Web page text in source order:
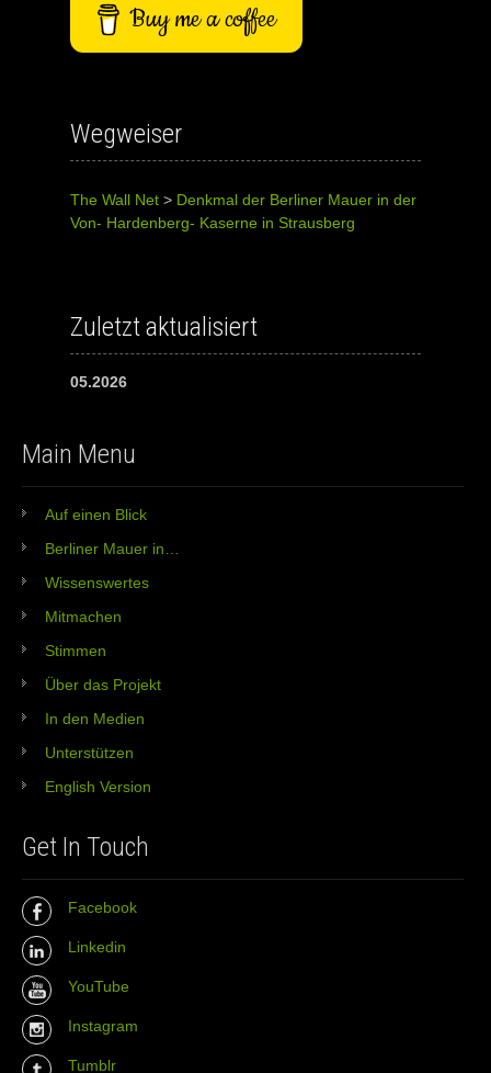
Buy me a coffee
Wegweiser
The Wall Net > Denkmal der Berliner Mauer in der
Von- Hardenberg- Kaserne in Strausberg
Zuletzt aktualisiert
05.2026
Main Menu
Auf einen Blick
Berliner Mauer in…
Wissenswertes
Mitmachen
Stimmen
Über das Projekt
In den Medien
Unterstützen
English Version
Get In Touch
Facebook
Linkedin
YouTube
Instagram
Tumblr